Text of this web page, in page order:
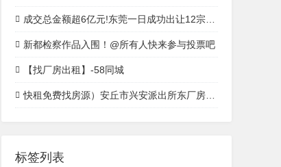
成交总金额超6亿元!东莞一日成功出让12宗产业用地
新都检察作品入围！@所有人快来参与投票吧
【找厂房出租】-58同城
快租免费找房源）安丘市兴安派出所东厂房出租
标签列表